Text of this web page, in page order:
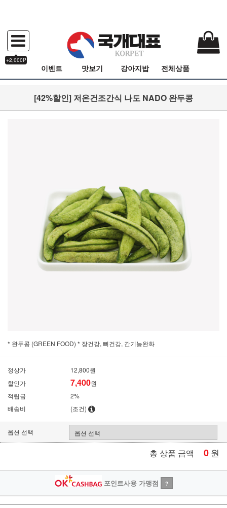
+2,000P
이벤트 맛보기 강아지밥 전체상품
[42%할인] 저온건조간식 나도 NADO 완두콩
* 완두콩 (GREEN FOOD) * 장건강, 뼈건강, 간기능완화
정상가
12,800원
할인가
7,400원
적립금
2%
배송비
(조건)
옵션 선택
총 상품 금액 0 원
포인트사용 가맹점 ?